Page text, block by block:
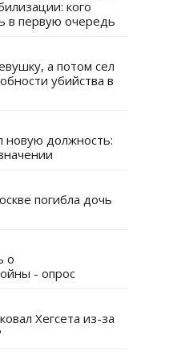
кого
в первую очередь
а потом сел
убийства в
должность:
погибла дочь
о
- опрос
Хегсета из-за